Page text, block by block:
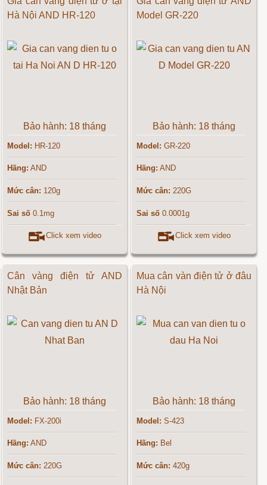
Hà Nội AND HR-120
Bảo hành: 18 tháng
Model: HR-120
Hãng: AND
Mức cân: 120g
Sai số 0.1mg
Click xem video
Model GR-220
Bảo hành: 18 tháng
Model: GR-220
Hãng: AND
Mức cân: 220G
Sai số 0.0001g
Click xem video
Cân vàng điện tử AND
Nhật Bản
Bảo hành: 18 tháng
Model: FX-200i
Hãng: AND
Mức cân: 220G
Mua cân vàn điện tử ở đâu
Hà Nội
Bảo hành: 18 tháng
Model: S-423
Hãng: Bel
Mức cân: 420g